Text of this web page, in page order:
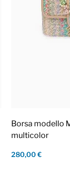
Borsa modello
multicolor
280,00 €